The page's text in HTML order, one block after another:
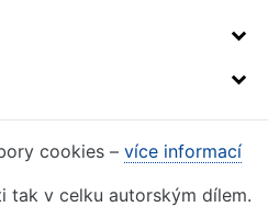
cookies – více informací
tak v celku autorským dílem.